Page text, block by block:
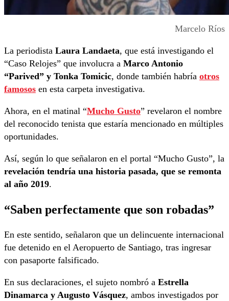
Marcelo Ríos
La periodista Laura Landaeta, que está investigando el
“Caso Relojes” que involucra a Marco Antonio
“Parived” y Tonka Tomicic, donde también habría otros
famosos en esta carpeta investigativa.
Ahora, en el matinal “Mucho Gusto” revelaron el nombre
del reconocido tenista que estaría mencionado en múltiples
oportunidades.
Así, según lo que señalaron en el portal “Mucho Gusto”, la
revelación tendría una historia pasada, que se remonta
al año 2019.
“Saben perfectamente que son robadas”
En este sentido, señalaron que un delincuente internacional
fue detenido en el Aeropuerto de Santiago, tras ingresar
con pasaporte falsificado.
En sus declaraciones, el sujeto nombró a Estrella
Dinamarca y Augusto Vásquez, ambos investigados por